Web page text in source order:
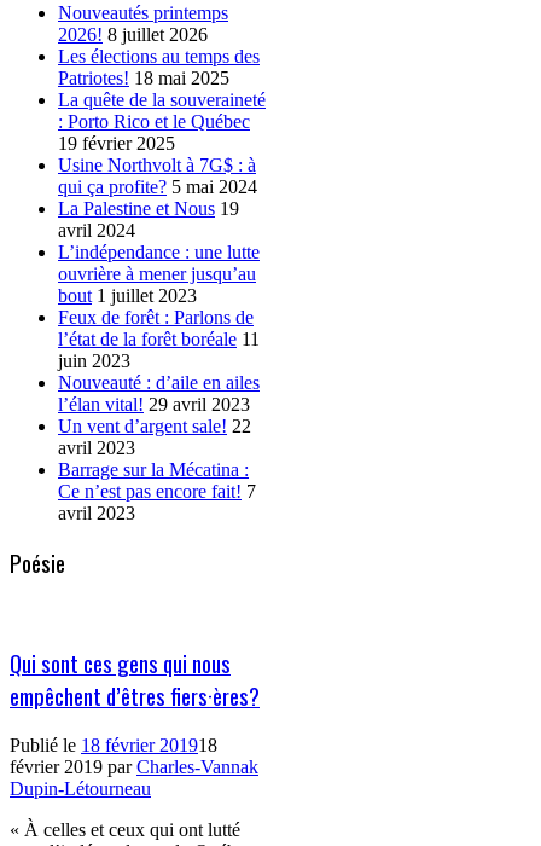
Nouveautés printemps
2026! 8 juillet 2026
Les élections au temps des
Patriotes! 18 mai 2025
La quête de la souveraineté
: Porto Rico et le Québec
19 février 2025
Usine Northvolt à 7G$ : à
qui ça profite? 5 mai 2024
La Palestine et Nous 19
avril 2024
L’indépendance : une lutte
ouvrière à mener jusqu’au
bout 1 juillet 2023
Feux de forêt : Parlons de
l’état de la forêt boréale 11
juin 2023
Nouveauté : d’aile en ailes
l’élan vital! 29 avril 2023
Un vent d’argent sale! 22
avril 2023
Barrage sur la Mécatina :
Ce n’est pas encore fait! 7
avril 2023
Poésie
Qui sont ces gens qui nous
empêchent d’êtres fiers·ères?
Publié le 18 février 201918
février 2019 parCharles-Vannak
Dupin-Létourneau
« À celles et ceux qui ont lutté